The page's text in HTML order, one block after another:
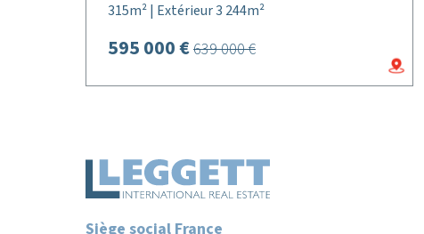
315m² | Extérieur 3 244m²
595 000 €639 000 €
Siège social France